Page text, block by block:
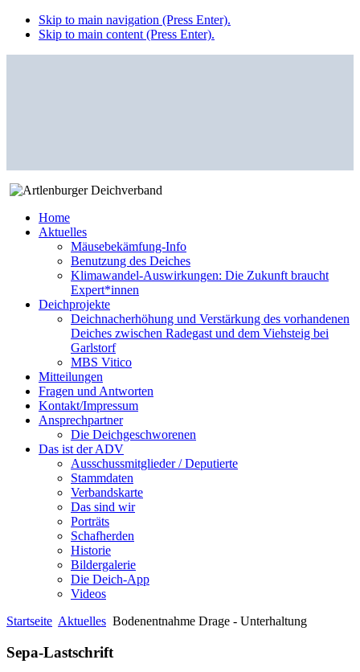
Skip to main navigation (Press Enter).
Skip to main content (Press Enter).
Home
Aktuelles
Mäusebekämfung-Info
Benutzung des Deiches
Klimawandel-Auswirkungen: Die Zukunft braucht
Expert*innen
Deichprojekte
Deichnacherhöhung und Verstärkung des vorhandenen
Deiches zwischen Radegast und dem Viehsteig bei
Garlstorf
MBS Vitico
Mitteilungen
Fragen und Antworten
Kontakt/Impressum
Ansprechpartner
Die Deichgeschworenen
Das ist der ADV
Ausschussmitglieder / Deputierte
Stammdaten
Verbandskarte
Das sind wir
Porträts
Schafherden
Historie
Bildergalerie
Die Deich-App
Videos
Startseite Aktuelles Bodenentnahme Drage - Unterhaltung
Sepa-Lastschrift